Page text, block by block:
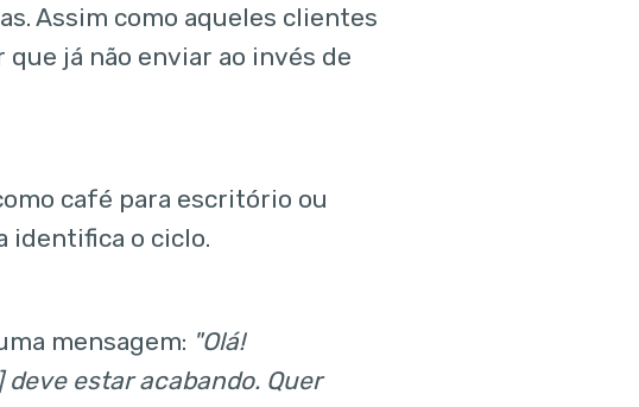
Assim como aqueles clientes
já não enviar ao invés de
café para escritório ou
identifica o ciclo.
mensagem: "Olá!
estar acabando. Quer